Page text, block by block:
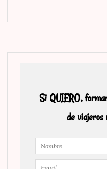
Si QUIERO,
de viajeros